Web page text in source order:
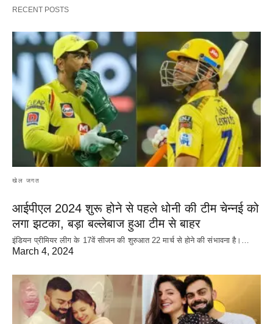
RECENT POSTS
खेल जगत
आईपीएल 2024 शुरू होने से पहले धोनी की टीम चेन्नई को
लगा झटका, बड़ा बल्लेबाज हुआ टीम से बाहर
इंडियन प्रीमियर लीग के 17वें सीजन की शुरुआत 22 मार्च से होने की संभावना है।…
March 4, 2024